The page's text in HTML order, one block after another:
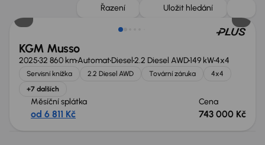
Řazení Uložit hledání
Ušetříte 142 700 Kč
KGM Musso
202532 860 kmAutomatDiesel2.2 Diesel AWD149 kW4x4
Servisní knížka 2.2 Diesel AWD Tovární záruka
4x4
+7 dalších
Měsíční splátka
od 6 811 Kč
Cena
743 000 Kč